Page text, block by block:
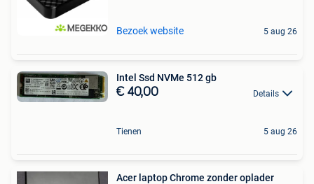
Bezoek website 5 aug 26
Intel Ssd NVMe 512 gb
€ 40,00 Details
Tienen 5 aug 26
Acer laptop Chrome zonder oplader